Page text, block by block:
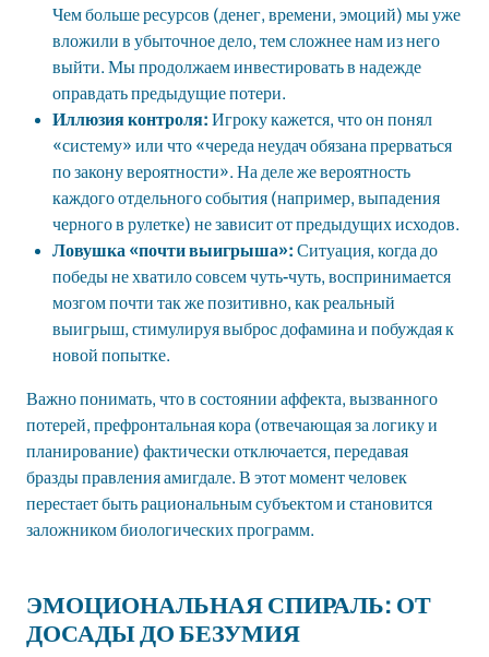
Чем больше ресурсов (денег, времени, эмоций) мы уже
вложили в убыточное дело, тем сложнее нам из него
выйти. Мы продолжаем инвестировать в надежде
оправдать предыдущие потери.
Иллюзия контроля: Игроку кажется, что он понял
«систему» или что «череда неудач обязана прерваться
по закону вероятности». На деле же вероятность
каждого отдельного события (например, выпадения
черного в рулетке) не зависит от предыдущих исходов.
Ловушка «почти выигрыша»: Ситуация, когда до
победы не хватило совсем чуть-чуть, воспринимается
мозгом почти так же позитивно, как реальный
выигрыш, стимулируя выброс дофамина и побуждая к
новой попытке.
Важно понимать, что в состоянии аффекта, вызванного
потерей, префронтальная кора (отвечающая за логику и
планирование) фактически отключается, передавая
бразды правления амигдале. В этот момент человек
перестает быть рациональным субъектом и становится
заложником биологических программ.
ЭМОЦИОНАЛЬНАЯ СПИРАЛЬ: ОТ
ДОСАДЫ ДО БЕЗУМИЯ